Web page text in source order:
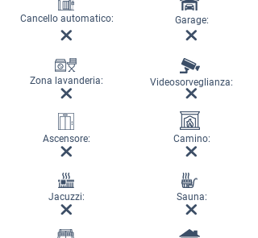
Cancello automatico:
Zona lavanderia:
Ascensore:
Jacuzzi:
Garage:
Videosorveglianza:
Camino:
Sauna: